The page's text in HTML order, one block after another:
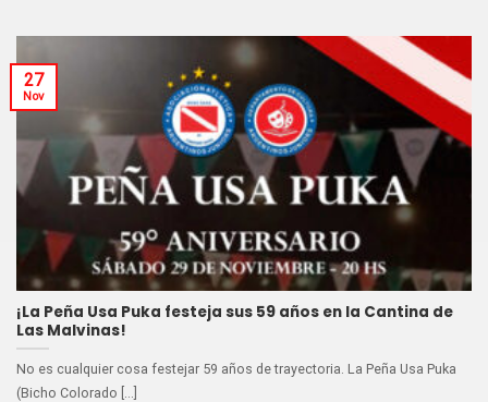
¡La Peña Usa Puka festeja sus 59 años en la Cantina de
Las Malvinas!
No es cualquier cosa festejar 59 años de trayectoria. La Peña Usa Puka
(Bicho Colorado [...]
27
Nov